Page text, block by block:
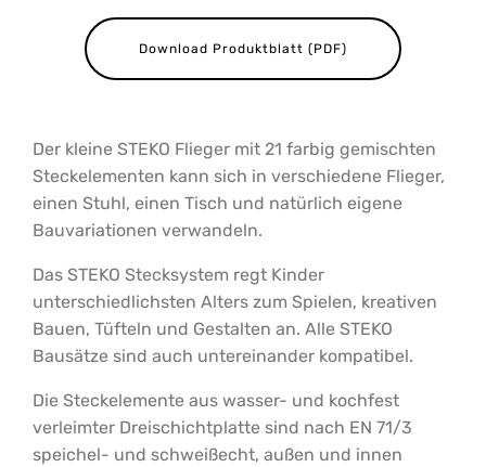
Download Produktblatt (PDF)
Der kleine STEKO Flieger mit 21 farbig gemischten
Steckelementen kann sich in verschiedene Flieger,
einen Stuhl, einen Tisch und natürlich eigene
Bauvariationen verwandeln.
Das STEKO Stecksystem regt Kinder
unterschiedlichsten Alters zum Spielen, kreativen
Bauen, Tüfteln und Gestalten an. Alle STEKO
Bausätze sind auch untereinander kompatibel.
Die Steckelemente aus wasser- und kochfest
verleimter Dreischichtplatte sind nach EN 71/3
speichel- und schweißecht, außen und innen